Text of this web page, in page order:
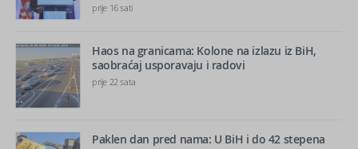
prije 16 sati
Haos na granicama: Kolone na izlazu iz BiH,
saobraćaj usporavaju i radovi
prije 22 sata
Paklen dan pred nama: U BiH i do 42 stepena